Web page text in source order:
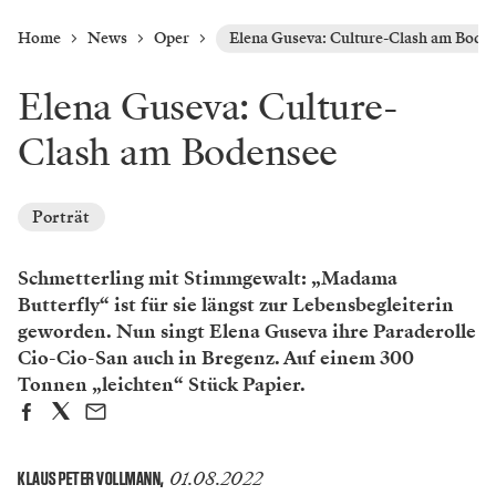
Home News Oper Elena Guseva: Culture-Clash am
Elena Guseva: Culture-
Clash am Bodensee
Porträt
Schmetterling mit Stimmgewalt: „Madama
Butterfly“ ist für sie längst zur Lebensbegleiterin
geworden. Nun singt Elena Guseva ihre Paraderolle
Cio-Cio-San auch in Bregenz. Auf einem 300
Tonnen „leichten“ Stück Papier.
KLAUS PETER VOLLMANN, 01.08.2022